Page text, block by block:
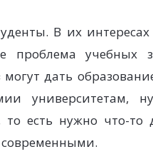
В их
проблема учебных
могут дать
университетам,
то есть нужно что-то
современными.